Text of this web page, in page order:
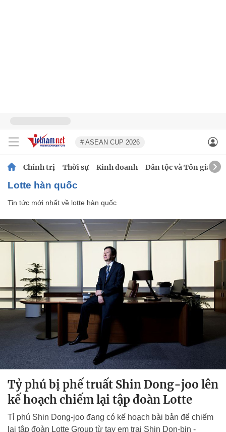
# ASEAN CUP 2026
Chính trị Thời sự Kinh doanh Dân tộc và Tôn giáo
lotte hàn quốc
Tin tức mới nhất về lotte hàn quốc
Tỷ phú bị phế truất Shin Dong-joo lên
kế hoạch chiếm lại tập đoàn Lotte
Tỉ phú Shin Dong-joo đang có kế hoạch bài bản để chiếm
lại tập đoàn Lotte Group từ tay em trai Shin Don-bin -